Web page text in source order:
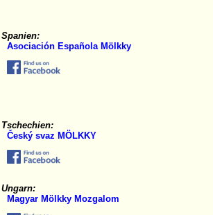
Spanien:
Asociación Española Mölkky
Tschechien:
Český svaz MÖLKKY
Ungarn:
Magyar Mölkky Mozgalom